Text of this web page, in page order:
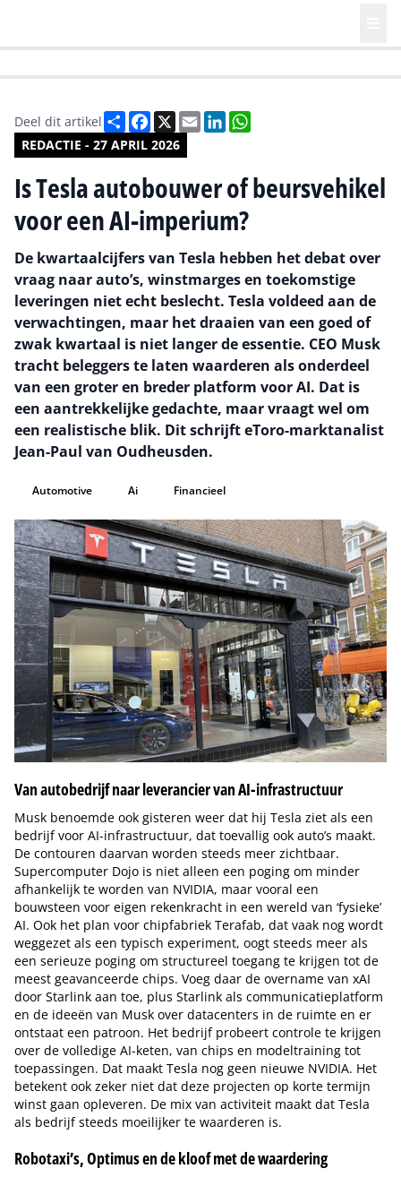
REDACTIE - 27 APRIL 2026
Deel dit artikel DeelFacebook
X EmailLinkedIn
Is Tesla autobouwer of beursvehikel
voor een AI-imperium?
De kwartaalcijfers van Tesla hebben het debat over
vraag naar auto’s, winstmarges en toekomstige
leveringen niet echt beslecht. Tesla voldeed aan de
verwachtingen, maar het draaien van een goed of
zwak kwartaal is niet langer de essentie. CEO Musk
tracht beleggers te laten waarderen als onderdeel
van een groter en breder platform voor AI. Dat is
een aantrekkelijke gedachte, maar vraagt wel om
een realistische blik. Dit schrijft eToro-marktanalist
Jean-Paul van Oudheusden.
Automotive Ai Financieel
Van autobedrijf naar leverancier van AI-infrastructuur
Musk benoemde ook gisteren weer dat hij Tesla ziet als een
bedrijf voor AI-infrastructuur, dat toevallig ook auto’s maakt.
De contouren daarvan worden steeds meer zichtbaar.
Supercomputer Dojo is niet alleen een poging om minder
afhankelijk te worden van NVIDIA, maar vooral een
bouwsteen voor eigen rekenkracht in een wereld van ‘fysieke’
AI. Ook het plan voor chipfabriek Terafab, dat vaak nog wordt
weggezet als een typisch experiment, oogt steeds meer als
een serieuze poging om structureel toegang te krijgen tot de
meest geavanceerde chips. Voeg daar de overname van xAI
door Starlink aan toe, plus Starlink als communicatieplatform
en de ideeën van Musk over datacenters in de ruimte en er
ontstaat een patroon. Het bedrijf probeert controle te krijgen
over de volledige AI-keten, van chips en modeltraining tot
toepassingen. Dat maakt Tesla nog geen nieuwe NVIDIA. Het
betekent ook zeker niet dat deze projecten op korte termijn
winst gaan opleveren. De mix van activiteit maakt dat Tesla
als bedrijf steeds moeilijker te waarderen is.
Robotaxi’s, Optimus en de kloof met de waardering